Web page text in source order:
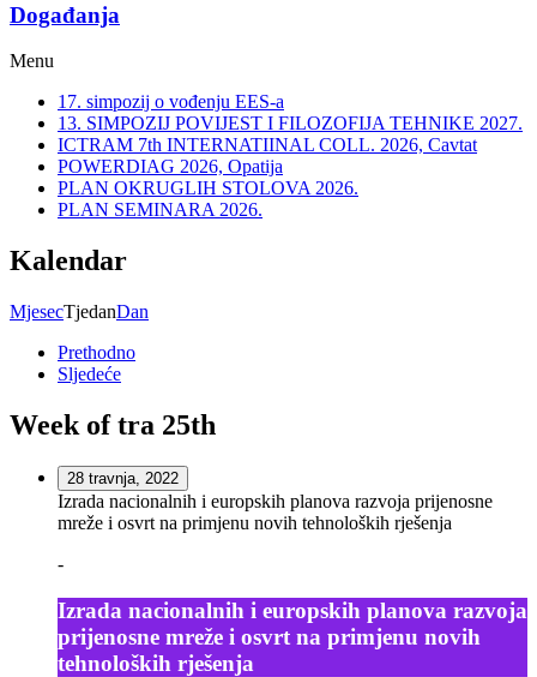
Događanja​
Menu
17. simpozij o vođenju EES-a
13. SIMPOZIJ POVIJEST I FILOZOFIJA TEHNIKE 2027.
ICTRAM 7th INTERNATIINAL COLL. 2026, Cavtat
POWERDIAG 2026, Opatija
PLAN OKRUGLIH STOLOVA 2026.
PLAN SEMINARA 2026.
Kalendar
MjesecTjedanDan
Prethodno
Sljedeće
Week of tra 25th
28 travnja, 2022
Izrada nacionalnih i europskih planova razvoja prijenosne
mreže i osvrt na primjenu novih tehnoloških rješenja
-
Izrada nacionalnih i europskih planova razvoja
prijenosne mreže i osvrt na primjenu novih
tehnoloških rješenja